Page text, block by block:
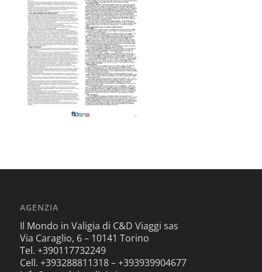
AGENZIA
Il Mondo in Valigia di C&D Viaggi sas
Via Caraglio, 6 – 10141 Torino
Tel. +390117732249
Cell. +393288811318 – +393939904677